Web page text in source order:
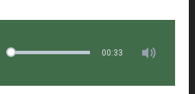
00:33